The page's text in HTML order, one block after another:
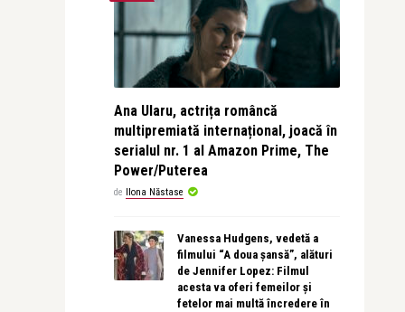
Ana Ularu, actrița româncă
multipremiată internațional, joacă în
serialul nr. 1 al Amazon Prime, The
Power/Puterea
de Ilona Năstase
Vanessa Hudgens, vedetă a
filmului “A doua șansă”, alături
de Jennifer Lopez: Filmul
acesta va oferi femeilor și
fetelor mai multă încredere în